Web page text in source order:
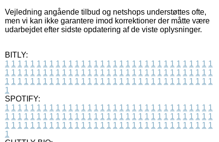
Vejledning angående tilbud og netshops understøttes ofte,
men vi kan ikke garantere imod korrektioner der måtte være
udarbejdet efter sidste opdatering af de viste oplysninger.
BITLY:
1 1 1 1 1 1 1 1 1 1 1 1 1 1 1 1 1 1 1 1 1 1 1 1 1 1 1 1 1 1 1 1 1
1 1 1 1 1 1 1 1 1 1 1 1 1 1 1 1 1 1 1 1 1 1 1 1 1 1 1 1 1 1 1 1 1
1 1 1 1 1 1 1 1 1 1 1 1 1 1 1 1 1 1 1 1 1 1 1 1 1 1 1 1 1 1 1 1 1
1
SPOTIFY:
1 1 1 1 1 1 1 1 1 1 1 1 1 1 1 1 1 1 1 1 1 1 1 1 1 1 1 1 1 1 1 1 1
1 1 1 1 1 1 1 1 1 1 1 1 1 1 1 1 1 1 1 1 1 1 1 1 1 1 1 1 1 1 1 1 1
1 1 1 1 1 1 1 1 1 1 1 1 1 1 1 1 1 1 1 1 1 1 1 1 1 1 1 1 1 1 1 1 1
1